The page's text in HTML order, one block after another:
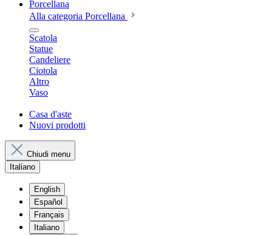
Porcellana
Alla categoria Porcellana
Scatola
Statue
Candeliere
Ciotola
Altro
Vaso
Casa d'aste
Nuovi prodotti
Chiudi menu
Italiano
English
Español
Français
Italiano